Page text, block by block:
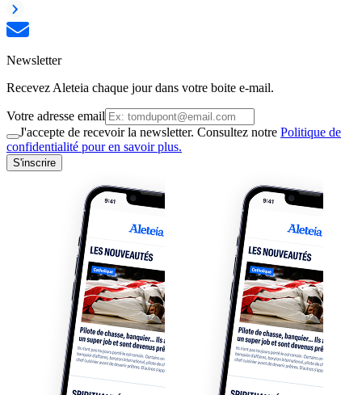
Newsletter
Recevez Aleteia chaque jour dans votre boite e-mail.
Votre adresse email
J'accepte de recevoir la newsletter. Consultez notre Politique de
confidentialité pour en savoir plus.
S'inscrire